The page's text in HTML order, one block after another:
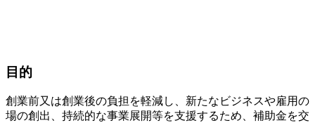
目的
創業前又は創業後の負担を軽減し、新たなビジネスや雇用の
場の創出、持続的な事業展開等を支援するため、補助金を交